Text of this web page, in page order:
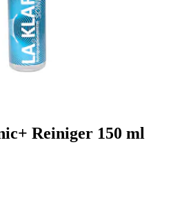
Reiniger 150 ml